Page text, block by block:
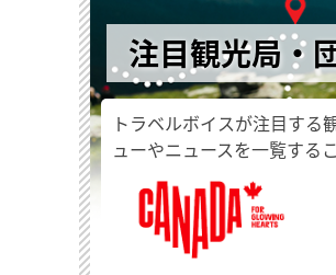
注目観光局・
トラベルボイスが注目する
ューやニュースを一覧する